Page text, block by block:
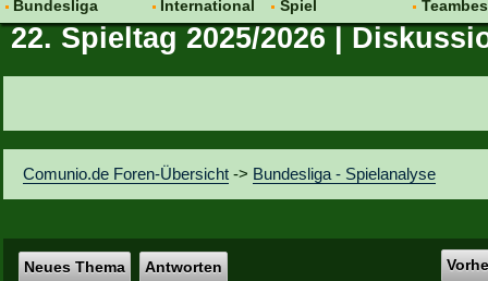
Bundesliga
Hot News
Vereinsfragen
International
Vereine
Spiel
Regeln & Tipps
22. Spieltag 2025/2026 |
Comunio.de Foren-Übersicht -> Bundesliga - Spielanalyse
Neues Thema Antworten